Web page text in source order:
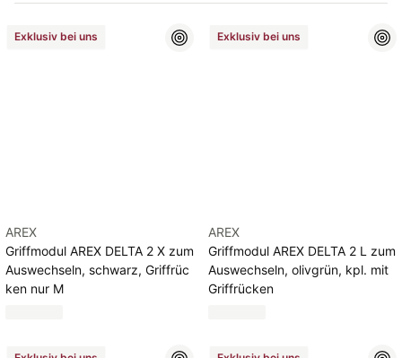
Exklusiv bei uns
AREX
Griffmodul AREX DELTA 2 X zum
Auswechseln, schwarz, Griffrüc
ken nur M
Exklusiv bei uns
AREX
Griffmodul AREX DELTA 2 L zum
Auswechseln, olivgrün, kpl. mit
Griffrücken